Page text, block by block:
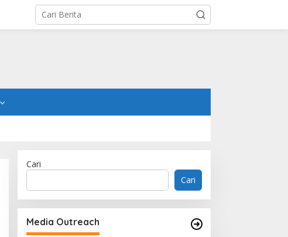
Cari
Cari
Media Outreach
Memperluas